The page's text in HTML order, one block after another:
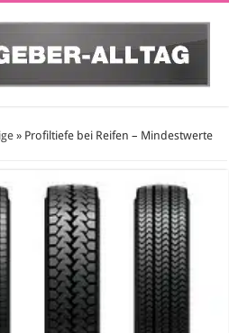
» Profiltiefe bei Reifen – Mindestwerte